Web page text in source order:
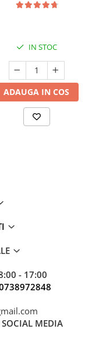
IN STOC
ADAUGA IN COS
- 17:00
MEDIA